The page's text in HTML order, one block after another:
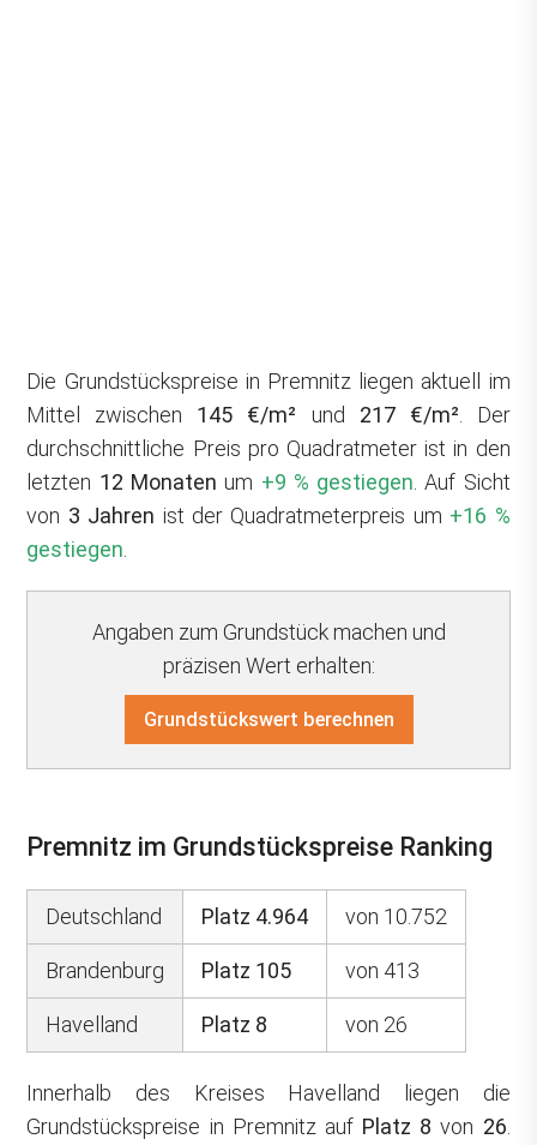
Die Grundstückspreise in Premnitz liegen aktuell im
Mittel zwischen 145 €/m² und 217 €/m² . Der
durchschnittliche Preis pro Quadratmeter ist in den
letzten 12 Monaten um +9 % gestiegen . Auf Sicht
von 3 Jahren ist der Quadratmeterpreis um +16 %
gestiegen
Angaben zum Grundstück machen und
präzisen Wert erhalten:
Grundstückswert berechnen
Premnitz im Grundstückspreise Ranking
Deutschland Platz 4.964 von 10.752
Brandenburg Platz 105 von 413
Havelland Platz 8 von 26
Innerhalb des Kreises Havelland liegen die
Grundstückspreise in Premnitz auf Platz 8 von 26